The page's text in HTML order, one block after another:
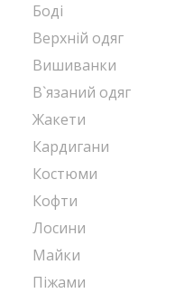
Боді
Верхній одяг
Вишиванки
В`язаний одяг
Жакети
Кардигани
Костюми
Кофти
Лосини
Майки
Піжами